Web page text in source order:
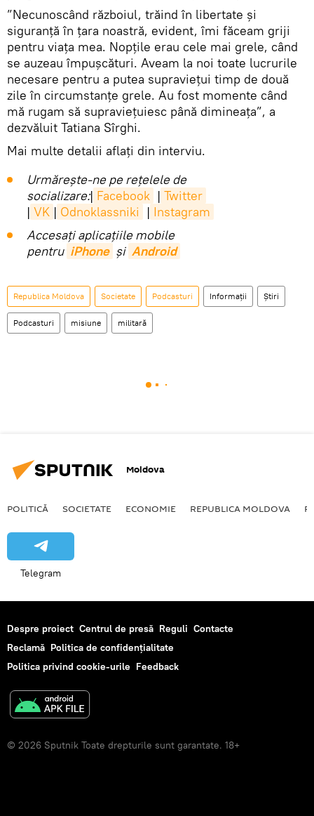
”Necunoscând războiul, trăind în libertate și
siguranță în țara noastră, evident, îmi făceam griji
pentru viața mea. Nopțile erau cele mai grele, când
se auzeau împușcături. Aveam la noi toate lucrurile
necesare pentru a putea supraviețui timp de două
zile în circumstanțe grele. Au fost momente când
mă rugam să supraviețuiesc până dimineața”, a
dezvăluit Tatiana Sîrghi.
Mai multe detalii aflați din interviu.
Urmărește-ne pe rețelele de
socializare:| Facebook | Twitter
| VK | Odnoklassniki | Instagram
Accesaţi aplicaţiile mobile
pentru iPhone și Android
Republica Moldova Societate Podcasturi Informații Știri
Podcasturi misiune militară
Moldova
POLITICĂ SOCIETATE ECONOMIE REPUBLICA MOLDOVA
Telegram
Despre proiect Centrul de presă Reguli Contacte
Reclamă Politica de confidențialitate
Politica privind cookie-urile Feedback
© 2026 Sputnik Toate drepturile sunt garantate. 18+